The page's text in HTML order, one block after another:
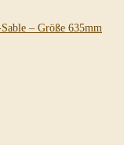
– Größe 635mm